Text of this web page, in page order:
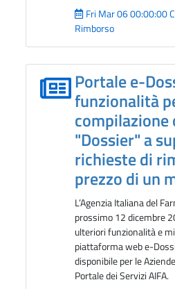
Fri Mar 06 00:00:00
Rimborso
Portale e-
funzionalità
compilazione
"Dossier" a
richieste di
prezzo di un
L’Agenzia Italiana del
prossimo 12 dicembre
ulteriori funzionalità e
piattaforma web e-
disponibile per le
Portale dei Servizi AIFA.